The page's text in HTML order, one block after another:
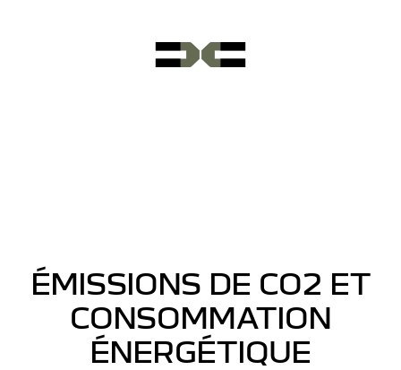
ÉMISSIONS DE CO2 ET
CONSOMMATION
ÉNERGÉTIQUE